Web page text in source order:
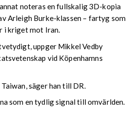
noteras en fullskalig 3D-kopia
Arleigh Burke-klassen – fartyg som
i kriget mot Iran.
uppger Mikkel Vedby
vid Köpenhamns
säger han till DR.
som en tydlig signal till omvärlden.